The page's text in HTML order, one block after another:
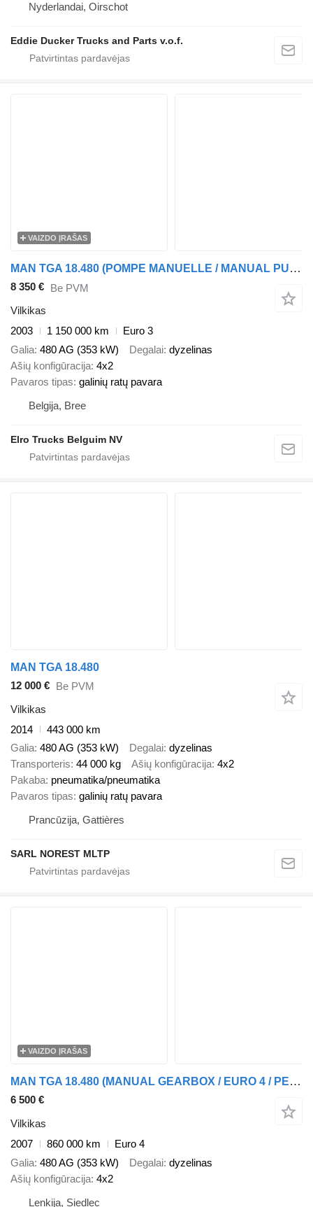
Nyderlandai, Oirschot
Eddie Ducker Trucks and Parts v.o.f.
VAIZDO ĮRAŠAS
MAN TGA 18.480 (POMPE MANUELLE / MANUAL PUMP / MANUAL GEARBOX / BOIT
8 350 € Be PVM
Vilkikas
2003
1 150 000 km
Euro 3
Galia 480 AG (353 kW) Degalai dyzelinas
Ašių konfigūracija 4x2
Pavaros tipas galinių ratų pavara
Belgija, Bree
Elro Trucks Belguim NV
MAN TGA 18.480
12 000 € Be PVM
Vilkikas
2014
443 000 km
Galia 480 AG (353 kW) Degalai dyzelinas
Transporteris 44 000 kg Ašių konfigūracija 4x2
Pakaba pneumatika/pneumatika
Pavaros tipas galinių ratų pavara
Prancūzija, Gattières
SARL NOREST MLTP
VAIZDO ĮRAŠAS
MAN TGA 18.480 (MANUAL GEARBOX / EURO 4 / PERFECT)
6 500 €
Vilkikas
2007
860 000 km
Euro 4
Galia 480 AG (353 kW) Degalai dyzelinas
Ašių konfigūracija 4x2
Lenkija, Siedlec